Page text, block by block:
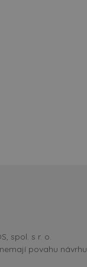
spol. s r. o.
povahu návrhu